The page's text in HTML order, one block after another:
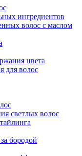
ингредиентов
волос с маслом
цвета
для волос
светлых волос
бородой